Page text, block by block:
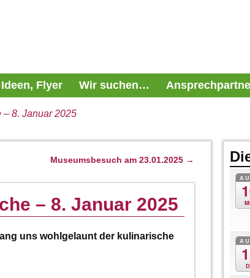
Flyer Wir suchen…
8. Januar 2025
Museumsbesuch am 23.01.2025 →
– 8. Januar 2025
uns wohlgelaunt der kulinarische